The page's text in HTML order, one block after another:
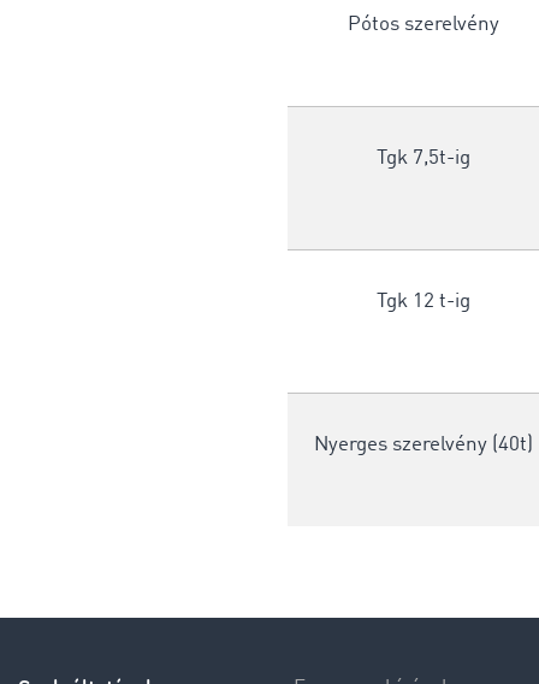
Pótos szerelvény
Tgk 7,5t-ig
Tgk 12 t-ig
Nyerges szerelvény (40t)